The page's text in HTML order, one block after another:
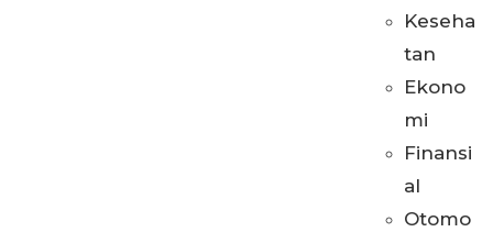
Keseha
tan
Ekono
mi
Finansi
al
Otomo